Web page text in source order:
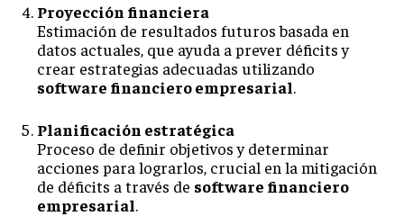
Proyección financiera
Estimación de resultados futuros basada en
datos actuales, que ayuda a prever déficits y
crear estrategias adecuadas utilizando
software financiero empresarial.
Planificación estratégica
Proceso de definir objetivos y determinar
acciones para lograrlos, crucial en la mitigación
de déficits a través de software financiero
empresarial.